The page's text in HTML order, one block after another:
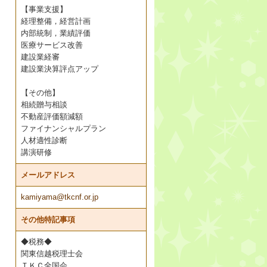
【事業支援】
経理整備，経営計画
内部統制，業績評価
医療サービス改善
建設業経審
建設業決算評点アップ
【その他】
相続贈与相談
不動産評価額減額
ファイナンシャルプラン
人材適性診断
講演研修
メールアドレス
kamiyama@tkcnf.or.jp
その他特記事項
◆税務◆
関東信越税理士会